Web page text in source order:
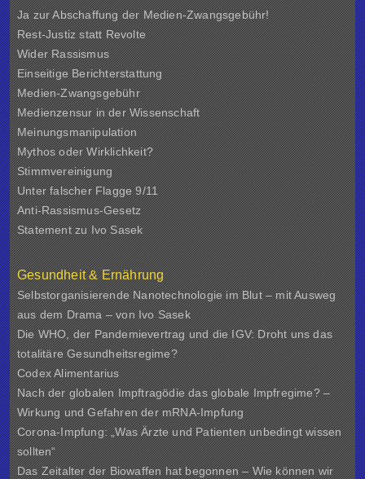
Ja zur Abschaffung der Medien-Zwangsgebühr!
Rest-Justiz statt Revolte
Wider Rassismus
Einseitige Berichterstattung
Medien-Zwangsgebühr
Medienzensur in der Wissenschaft
Meinungsmanipulation
Mythos oder Wirklichkeit?
Stimmvereinigung
Unter falscher Flagge 9/11
Anti-Rassismus-Gesetz
Statement zu Ivo Sasek
Gesundheit & Ernährung
Selbstorganisierende Nanotechnologie im Blut – mit Ausweg
aus dem Drama – von Ivo Sasek
Die WHO, der Pandemievertrag und die IGV: Droht uns das
totalitäre Gesundheitsregime?
Codex Alimentarius
Nach der globalen Impftragödie das globale Impfregime? –
Wirkung und Gefahren der mRNA-Impfung
Corona-Impfung: „Was Ärzte und Patienten unbedingt wissen
sollten“
Das Zeitalter der Biowaffen hat begonnen – Wie können wir